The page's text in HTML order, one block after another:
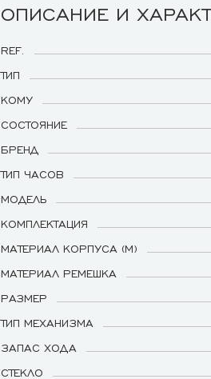
ОПИСАНИЕ И
REF.
ТИП
КОМУ
СОСТОЯНИЕ
БРЕНД
ТИП ЧАСОВ
МОДЕЛЬ
КОМПЛЕКТАЦИЯ
МАТЕРИАЛ КОРПУСА (М)
МАТЕРИАЛ РЕМЕШКА
РАЗМЕР
ТИП МЕХАНИЗМА
ЗАПАС ХОДА
СТЕКЛО